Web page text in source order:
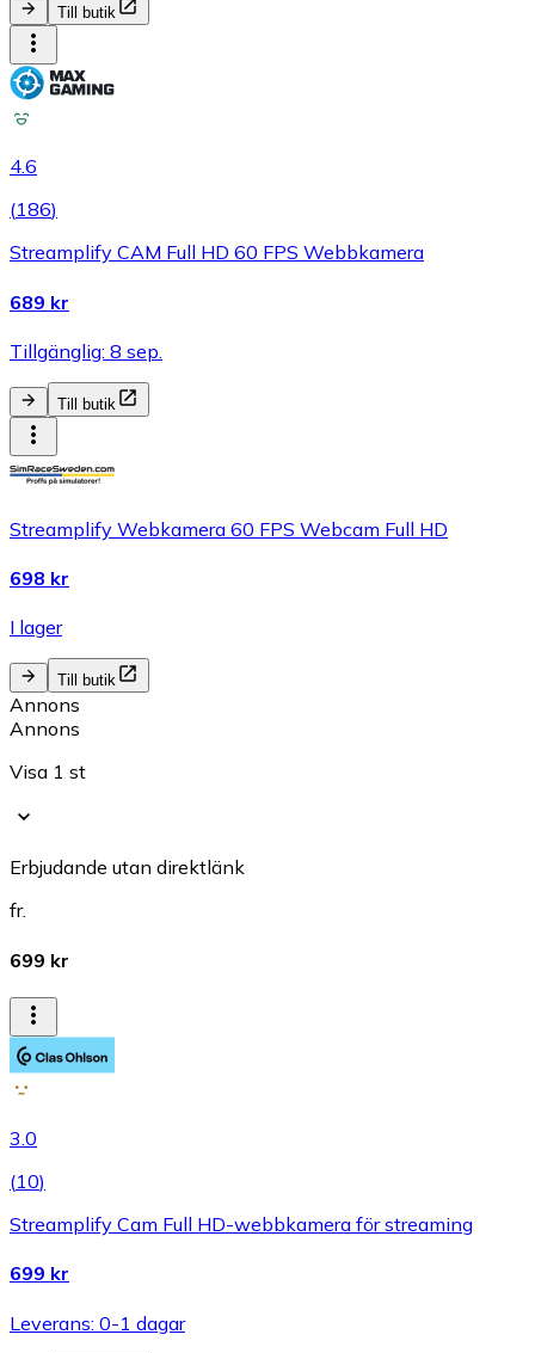
Till butik
4.6
(186)
Streamplify CAM Full HD 60 FPS Webbkamera
689 kr
Tillgänglig: 8 sep.
Till butik
Streamplify Webkamera 60 FPS Webcam Full HD
698 kr
I lager
Till butik
Annons
Annons
Visa 1 st
Erbjudande utan direktlänk
fr.
699 kr
3.0
(10)
Streamplify Cam Full HD-webbkamera för streaming
699 kr
Leverans: 0-1 dagar